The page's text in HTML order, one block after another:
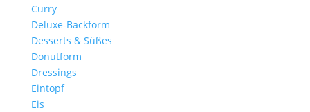
Curry
Deluxe-Backform
Desserts & Süßes
Donutform
Dressings
Eintopf
Eis